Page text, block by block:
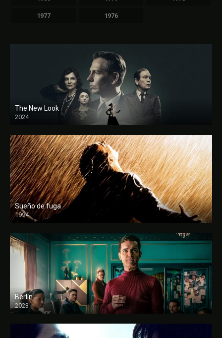
1977 1976
The New Look
2024
Sueño de fuga
1994
FULL HD
Berlín
2023